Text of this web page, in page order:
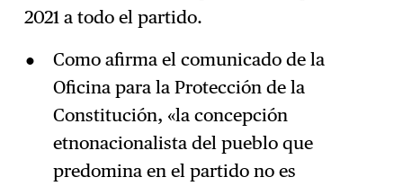
2021 a todo el partido.
Como afirma el comunicado de la
Oficina para la Protección de la
Constitución, «la concepción
etnonacionalista del pueblo que
predomina en el partido no es